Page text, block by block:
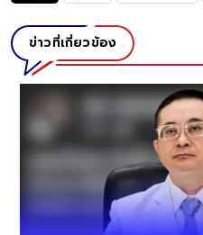
ข่าวที่เกี่ยวข้อง